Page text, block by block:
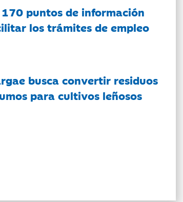
puntos de información
los trámites de empleo
busca convertir residuos
para cultivos leñosos